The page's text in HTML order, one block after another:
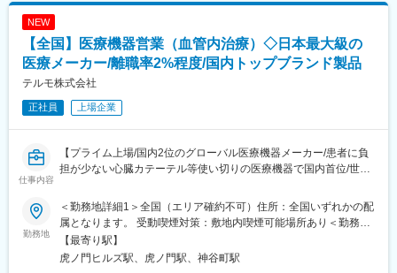
■キャリア
ト。ジョブローテーションや研修でキャリアの幅を広げられま
す。
HP：https://fms-careers.fujifilm.com/environment/training/
変更の範囲：会社の定める業務
医用画像処理機器、医用画像ネットワークシステムの設置、立ち
行います。
■研修制度
入社後は、小田原の研修センターにて、機械の解体・組み立てな
どの基礎技術を学び、先輩社員とのOJTを通じて、現場での実務
に慣れていただきます。上記のとおり実機を用いたトレーニング
でもキャッチアップいただける環境です！
※その他年間研修カリキュラムがあり、成熟度に応じて参加可能
フレックス制度を導入しており、午前・午後の半休制度もあるた
め、柔軟な働き方が可能です。さらに、担当エリアが狭いため、
各担当の負担を軽減し、バランスの取れたワークライフを実現で
きます。休日・夜間の問い合わせはコールセンター対応であり、
NEW
【全国】医療機器営業（血管内治療）◇日本最大級の
医療メーカー/離職率2%程度/国内トップブランド製品
テルモ株式会社
正社員 上場企業
仕事内容
【プライム上場/国内2位のグローバル医療機器メーカー/患者に負
担が少ない心臓カテーテル等使い切りの医療機器で国内首位/世界
■メインミッション：
担当エリアの病院（主に医師）に対し、当社のインターベンショ
ナルシステムズ事業（血管内治療）にて扱っている製品を提案し
ていただきます。
勤務地
＜勤務地詳細1＞全国（エリア確約不可）住所：全国いずれかの配
属となります。 受動喫煙対策：敷地内喫煙可能場所あり＜勤務地
詳細2＞虎ノ門ヒルズステーションタワー住所：東京都港区虎ノ門
２丁目６－１ 虎ノ門ヒルズ ステーションタワー 受動喫煙対策：
【最寄り駅】
虎ノ門ヒルズ駅、虎ノ門駅、神谷町駅